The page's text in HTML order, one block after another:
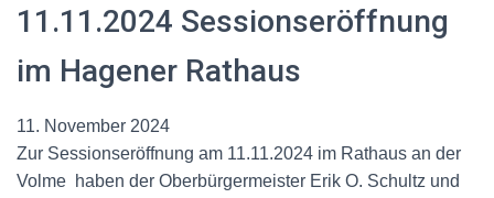
11.11.2024 Sessionseröffnung
im Hagener Rathaus
11. November 2024
Zur Sessionseröffnung am 11.11.2024 im Rathaus an der
Volme haben der Oberbürgermeister Erik O. Schultz und